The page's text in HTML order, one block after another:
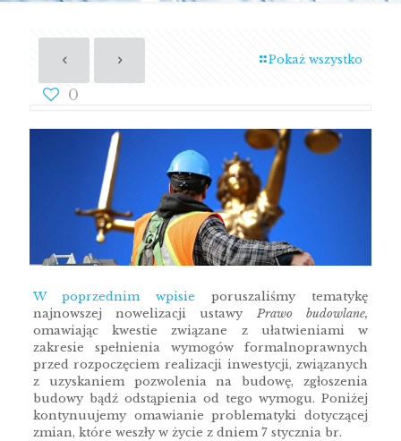
Pokaż wszystko
0
W poprzednim wpisie poruszaliśmy tematykę
najnowszej nowelizacji ustawy Prawo budowlane,
omawiając kwestie związane z ułatwieniami w
zakresie spełnienia wymogów formalnoprawnych
przed rozpoczęciem realizacji inwestycji, związanych
z uzyskaniem pozwolenia na budowę, zgłoszenia
budowy bądź odstąpienia od tego wymogu. Poniżej
kontynuujemy omawianie problematyki dotyczącej
zmian, które weszły w życie z dniem 7 stycznia br.